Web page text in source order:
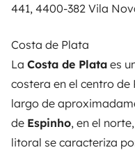
441, 4400-382 Vila
Costa de Plata
La Costa de Plata es
costera en el centro
largo de
de Espinho, en el
litoral se caracteriza